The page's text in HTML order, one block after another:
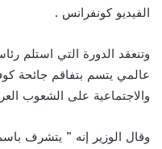
الفيديو كونفرانس .
وتنعقد الدورة التي استلم
والاجتماعية على الشعوب
وقال الوزير إنه ” يتشرف